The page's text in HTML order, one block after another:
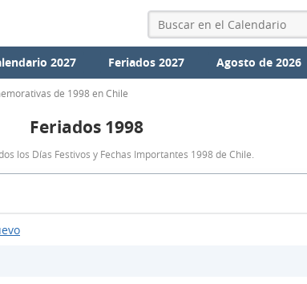
2027 Feriados 2027 Agosto de 2026
de 1998 en Chile
Feriados
1998
Feriados 1998
los Días Festivos y Fechas Importantes 1998 de Chile.